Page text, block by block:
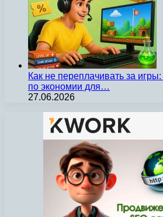
Как не переплачивать за
по экономии для…
27.06.2026